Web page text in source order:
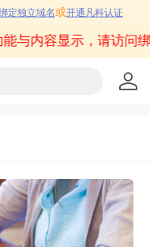
定独立域名或开通凡科认证
与内容显示，请访问